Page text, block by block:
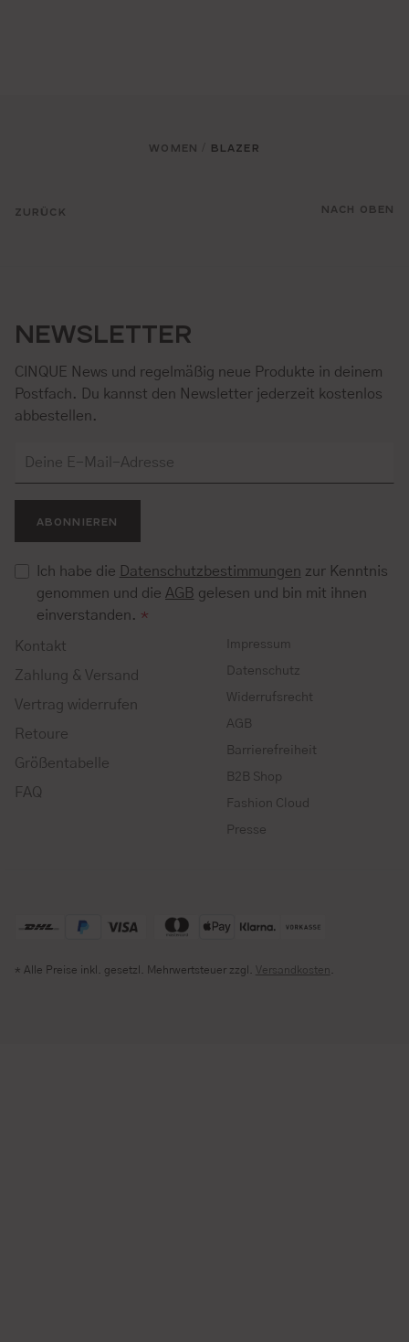
ZURÜCK
WOMEN BLAZER
NACH OBEN
NEWSLETTER
CINQUE News und regelmäßig neue Produkte in deinem
Postfach. Du kannst den Newsletter jederzeit kostenlos
abbestellen.
ABONNIEREN
Ich habe die Datenschutzbestimmungen zur Kenntnis
genommen und die AGB gelesen und bin mit ihnen
einverstanden. *
Kontakt
Zahlung & Versand
Vertrag widerrufen
Retoure
Größentabelle
FAQ
Impressum
Datenschutz
Widerrufsrecht
AGB
Barrierefreiheit
B2B Shop
Fashion Cloud
Presse
* Alle Preise inkl. gesetzl. Mehrwertsteuer zzgl. Versandkosten